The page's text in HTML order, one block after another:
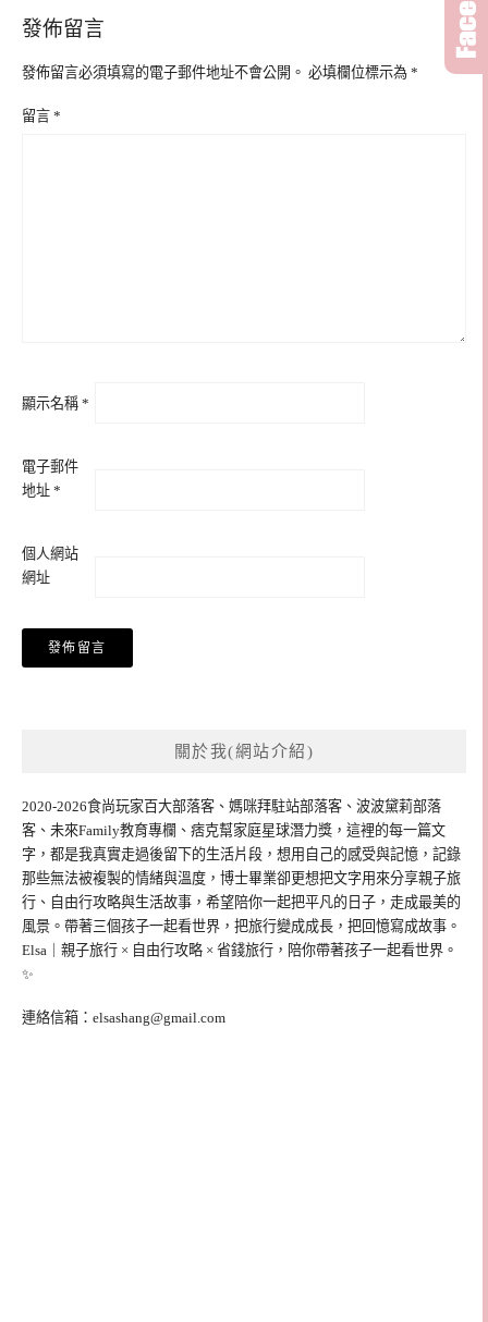
發佈留言
發佈留言必須填寫的電子郵件地址不會公開。 必填欄位標示為 *
留言 *
顯示名稱 *
電子郵件
地址 *
個人網站
網址
關於我(網站介紹)
2020-2026食尚玩家百大部落客、媽咪拜駐站部落客、波波黛莉部落
客、未來Family教育專欄、痞克幫家庭星球潛力獎，這裡的每一篇文
字，都是我真實走過後留下的生活片段，想用自己的感受與記憶，記錄
那些無法被複製的情緒與溫度，博士畢業卻更想把文字用來分享親子旅
行、自由行攻略與生活故事，希望陪你一起把平凡的日子，走成最美的
風景。帶著三個孩子一起看世界，把旅行變成成長，把回憶寫成故事。
Elsa｜親子旅行 × 自由行攻略 × 省錢旅行，陪你帶著孩子一起看世界。
✨
連絡信箱： elsashang@gmail.com